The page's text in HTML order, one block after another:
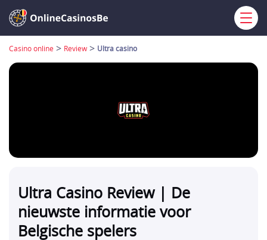
Casino online > Review > Ultra casino
Ultra Casino Review | De
nieuwste informatie voor
Belgische spelers